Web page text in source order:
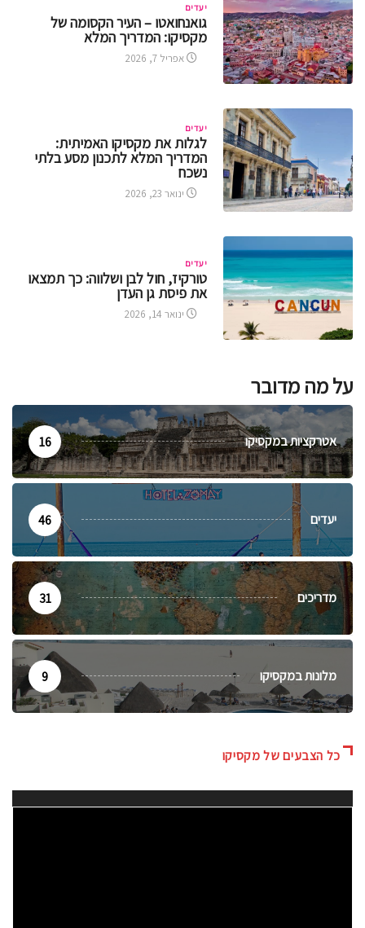
יעדים
גואנחואטו – העיר הקסומה של
מקסיקו: המדריך המלא
אפריל 7, 2026
יעדים
לגלות את מקסיקו האמיתית:
המדריך המלא לתכנון מסע בלתי
נשכח
ינואר 23, 2026
יעדים
טורקיז, חול לבן ושלווה: כך תמצאו
את פיסת גן העדן
ינואר 14, 2026
על מה מדובר
אטרקציות במקסיקו 16
יעדים 46
מדריכים 31
מלונות במקסיקו 9
כל הצבעים של מקסיקו